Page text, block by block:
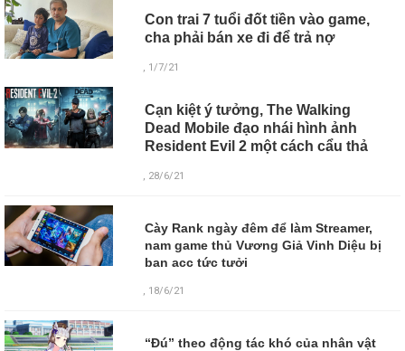
Con trai 7 tuổi đốt tiền vào game,
cha phải bán xe đi để trả nợ
, 1/7/21
Cạn kiệt ý tưởng, The Walking
Dead Mobile đạo nhái hình ảnh
Resident Evil 2 một cách cẩu thả
, 28/6/21
Cày Rank ngày đêm để làm Streamer,
nam game thủ Vương Giả Vinh Diệu bị
ban acc tức tưởi
, 18/6/21
“Đú” theo động tác khó của nhân vật